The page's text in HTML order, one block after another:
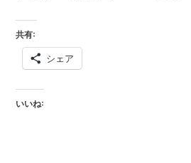
共有:
シェア
いいね: